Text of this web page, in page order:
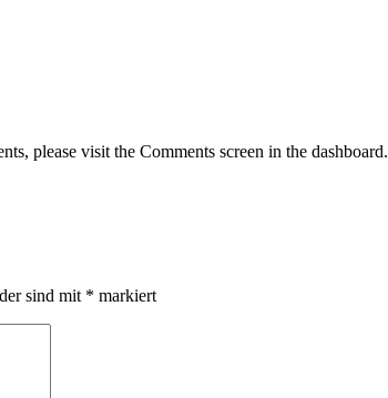
please visit the Comments screen in the dashboard.
sind mit * markiert